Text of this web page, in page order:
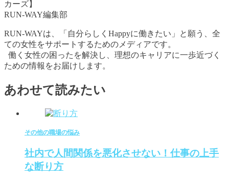
RUN-WAY編集部
RUN-WAYは、「自分らしくHappyに働きたい」と願う、全
ての女性をサポートするためのメディアです。
働く女性の困ったを解決し、理想のキャリアに一歩近づく
ための情報をお届けします。
あわせて読みたい
その他の職場の悩み
社内で人間関係を悪化させない！仕事の上手
な断り方